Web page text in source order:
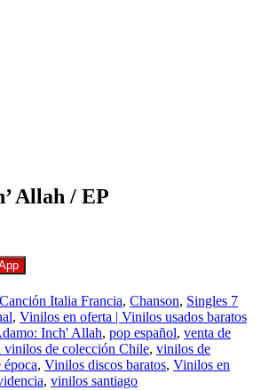
Allah / EP
Canción Italia Francia, Chanson, Singles 7
, Vinilos en oferta | Vinilos usados baratos
Inch' Allah, pop español, venta de
vinilos de colección Chile, vinilos de
, Vinilos discos baratos, Vinilos en
, vinilos santiago